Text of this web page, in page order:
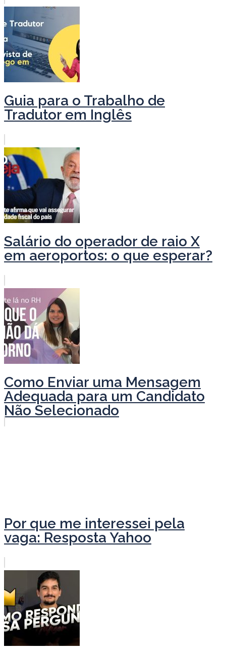
Guia para o Trabalho de
Tradutor em Inglês
Salário do operador de raio X
em aeroportos: o que esperar?
Como Enviar uma Mensagem
Adequada para um Candidato
Não Selecionado
Por que me interessei pela
vaga: Resposta Yahoo